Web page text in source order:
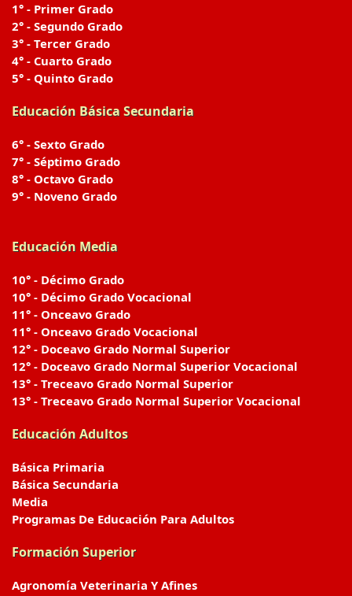
1° - Primer Grado
2° - Segundo Grado
3° - Tercer Grado
4° - Cuarto Grado
5° - Quinto Grado
Educación Básica Secundaria
6° - Sexto Grado
7° - Séptimo Grado
8° - Octavo Grado
9° - Noveno Grado
Educación Media
10° - Décimo Grado
10° - Décimo Grado Vocacional
11° - Onceavo Grado
11° - Onceavo Grado Vocacional
12° - Doceavo Grado Normal Superior
12° - Doceavo Grado Normal Superior Vocacional
13° - Treceavo Grado Normal Superior
13° - Treceavo Grado Normal Superior Vocacional
Educación Adultos
Básica Primaria
Básica Secundaria
Media
Programas De Educación Para Adultos
Formación Superior
Agronomía Veterinaria Y Afines